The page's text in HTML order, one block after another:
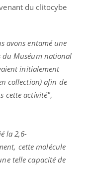
du clitocybe
avons entamé une
du Muséum national
initialement
collection) afin de
cette activité",
la 2,6-
cette molécule
telle capacité de